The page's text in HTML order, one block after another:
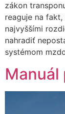
zákon
reaguje na
najvyššími
nahradiť
systémom
Manuál